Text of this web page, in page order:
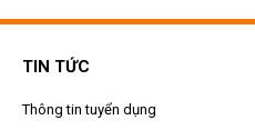
TIN TỨC
Thông tin tuyển dụng